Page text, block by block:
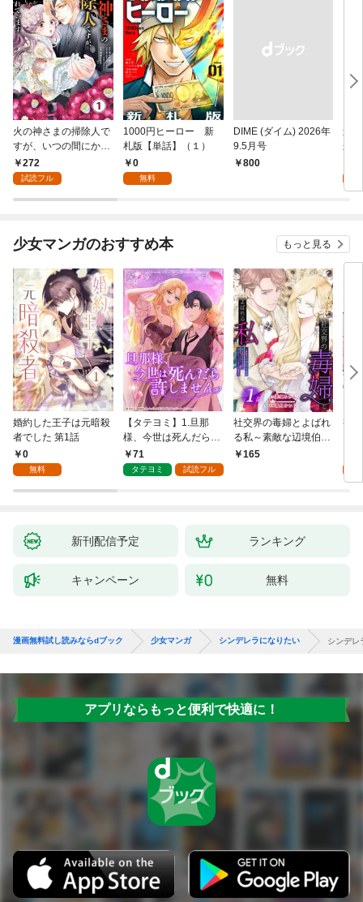
火の神さまの掃除人で
すが、いつの間にか花
嫁として溺愛されてい
ます【単話】（１）
272
試読フル
1000円ヒーロー 新
札版【単話】（１）
0
無料
DIME (ダイム) 2026年
9.5月号
￥800
追
か
れ
（
少女マンガのおすすめ本 もっと見る
婚約した王子は元暗殺
者でした 第1話
0
無料
【タテヨミ】1.旦那
様、今世は死んだら許
しません
71
タテヨミ 試読フル
社交界の毒婦とよばれ
る私～素敵な辺境伯令
息に腕を折られたの
165
視
新刊配信予定 ランキング
キャンペーン 無料
漫画無料試し読みならdブック 少女マンガ シンデレラになりたい シンデレ
アプリならもっと便利で快適に！